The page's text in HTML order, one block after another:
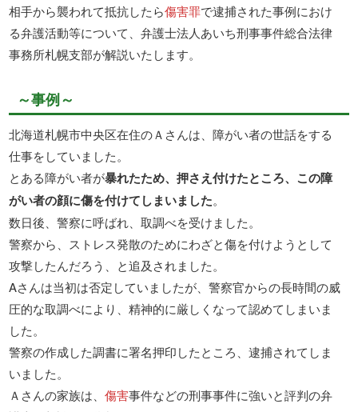
相手から襲われて抵抗したら傷害罪で逮捕された事例におけ
る弁護活動等について、弁護士法人あいち刑事事件総合法律
事務所札幌支部が解説いたします。
～事例～
北海道札幌市中央区在住のＡさんは、障がい者の世話をする
仕事をしていました。
とある障がい者が暴れたため、押さえ付けたところ、この障
がい者の顔に傷を付けてしまいました。
数日後、警察に呼ばれ、取調べを受けました。
警察から、ストレス発散のためにわざと傷を付けようとして
攻撃したんだろう、と追及されました。
Aさんは当初は否定していましたが、警察官からの長時間の威
圧的な取調べにより、精神的に厳しくなって認めてしまいま
した。
警察の作成した調書に署名押印したところ、逮捕されてしま
いました。
Ａさんの家族は、傷害事件などの刑事事件に強いと評判の弁